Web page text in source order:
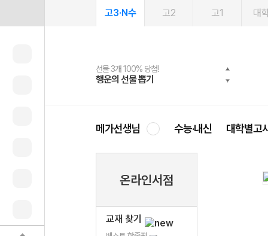
고3·N수 고2 고1 대
선물 3개 100% 당첨!
행운의 선물 뽑기
선물 100% 증정!
메가스터디 X 올리브
여름방학 스터디 캐시백
메가런 썸머스쿨
2027 러셀 단과
강사 공개선발
스마트러닝앱
설문 EVENT
메가패스
3일 무료 체험권
메가패스 수강생 무료혜택!
메가클럽 멤버십
사회공헌 캠페인
희망이룸 메가나눔
메가선생님 수능·내신 대학별고
온라인서점
교재 찾기